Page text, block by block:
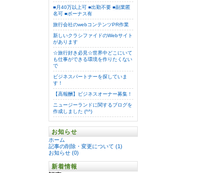
■月40万以上可 ■出勤不要 ■副業匿
名可 ■ボーナス有
旅行会社のwebコンテンツPR作業
新しいクラシファイドのWebサイト
があります
☆旅行好き必見☆世界中どこにいて
も仕事ができる環境を作りたくない
で
ビジネスパートナーを探していま
す！
【高報酬】ビジネスオーナー募集！
ニュージーランドに関するブログを
作成しました (^^)
お知らせ
ホーム
記事の削除・変更について (1)
お知らせ (0)
新着情報